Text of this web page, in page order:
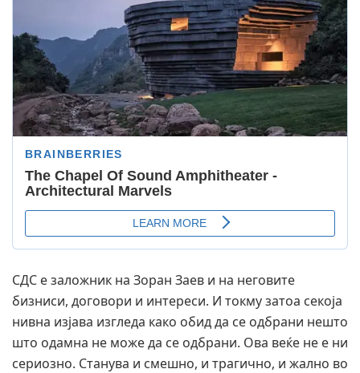
СДС е заложник на Зоран Заев и на неговите
бизниси, договори и интереси. И токму затоа секоја
нивна изјава изгледа како обид да се одбрани нешто
што одамна не може да се одбрани. Ова веќе не е ни
сериозно. Станува и смешно, и трагично, и жално во